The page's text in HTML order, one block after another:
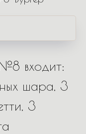
входит:
шара, 3
3